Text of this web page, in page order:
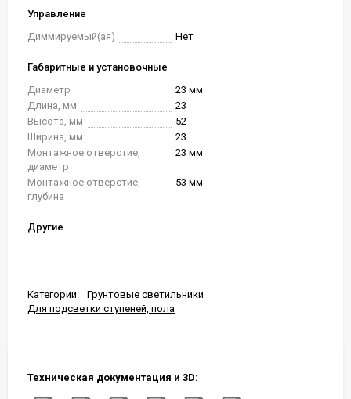
Управление
Диммируемый(ая)
Нет
Габаритные и установочные
Диаметр
23 мм
Длина, мм
23
Высота, мм
52
Ширина, мм
23
Монтажное отверстие,
диаметр
23 мм
Монтажное отверстие,
глубина
53 мм
Другие
Категории:
Грунтовые светильники
Для подсветки ступеней, пола
Техническая документация и 3D: